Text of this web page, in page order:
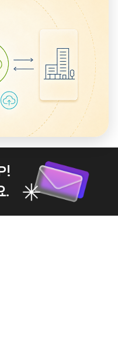
프로토콜을 이용해
서 상호 간 통신이 가능
.